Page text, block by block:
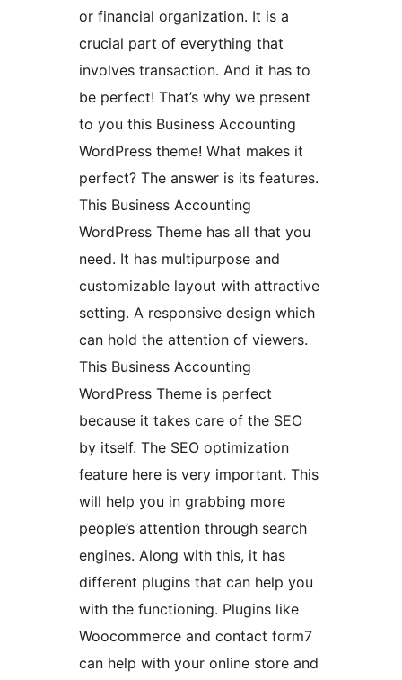
or financial organization. It is a
crucial part of everything that
involves transaction. And it has to
be perfect! That’s why we present
to you this Business Accounting
WordPress theme! What makes it
perfect? The answer is its features.
This Business Accounting
WordPress Theme has all that you
need. It has multipurpose and
customizable layout with attractive
setting. A responsive design which
can hold the attention of viewers.
This Business Accounting
WordPress Theme is perfect
because it takes care of the SEO
by itself. The SEO optimization
feature here is very important. This
will help you in grabbing more
people’s attention through search
engines. Along with this, it has
different plugins that can help you
with the functioning. Plugins like
Woocommerce and contact form7
can help with your online store and